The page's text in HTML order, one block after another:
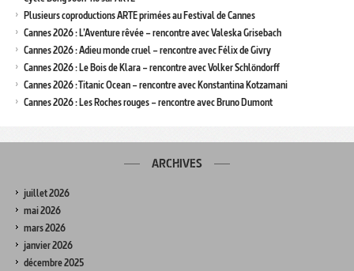
Plusieurs coproductions ARTE primées au Festival de Cannes
Cannes 2026 : L’Aventure rêvée – rencontre avec Valeska Grisebach
Cannes 2026 : Adieu monde cruel – rencontre avec Félix de Givry
Cannes 2026 : Le Bois de Klara – rencontre avec Volker Schlöndorff
Cannes 2026 : Titanic Ocean – rencontre avec Konstantina Kotzamani
Cannes 2026 : Les Roches rouges – rencontre avec Bruno Dumont
ARCHIVES
juillet 2026
mai 2026
mars 2026
janvier 2026
décembre 2025